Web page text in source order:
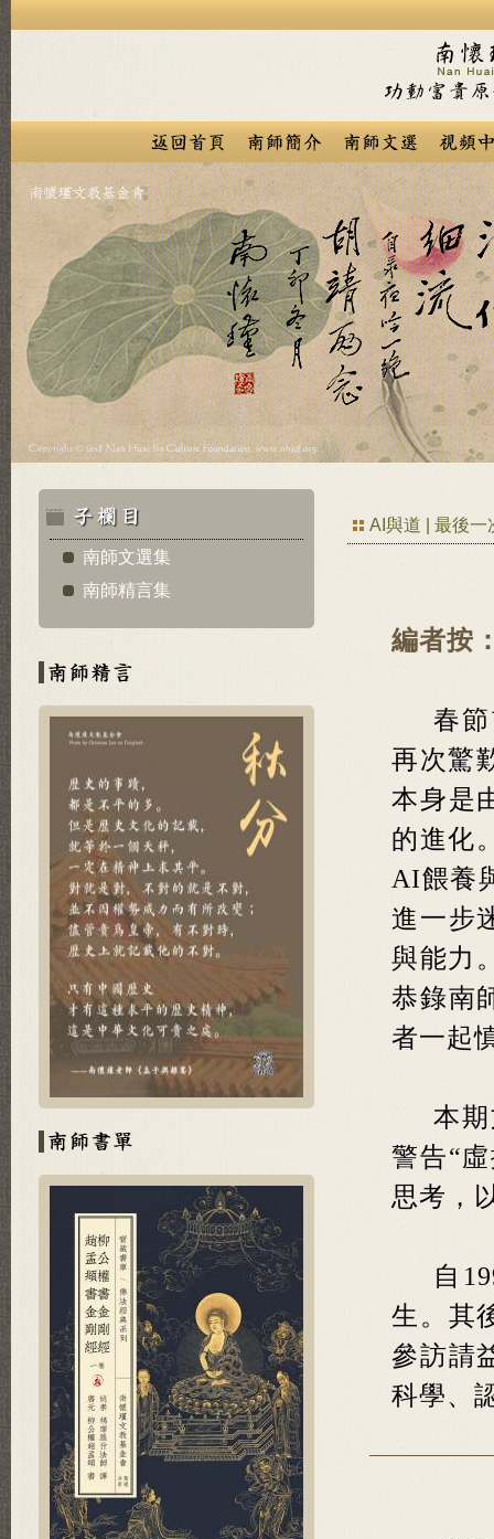
南師文選集
南師精言集
AI與道 | 最後一
編者按
春
再次驚
本身是
的進化
AI餵養
進一步
與能力
恭錄南
者一起
本
警告“
思考，
自
生。 其
參訪請
科學、